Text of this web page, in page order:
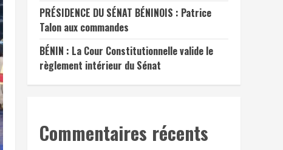
PRÉSIDENCE DU SÉNAT BÉNINOIS : Patrice
Talon aux commandes
BÉNIN : La Cour Constitutionnelle valide le
règlement intérieur du Sénat
Commentaires récents